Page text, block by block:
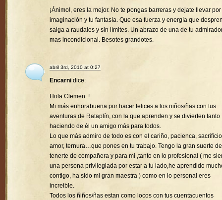
¡Ánimo!, eres la mejor. No te pongas barreras y dejate llevar por
imaginación y tu fantasía. Que esa fuerza y energía que
salga a raudales y sin límites. Un abrazo de una de tu
mas incondicional. Besotes grandotes.
abril 3rd, 2010 at 0:27
Encarni dice:
Hola Clemen..!
Mi más enhorabuena por hacer felices a los niños/ñas con tus
aventuras de Rataplín, con la que aprenden y se divierten tanto
haciendo de él un amigo más para todos.
Lo que más admiro de todo es con el cariño, pacienca,
amor, ternura…que pones en tu trabajo. Tengo la gran suerte de
tenerte de compañera y para mi ,tanto en lo profesional ( me
una persona privilegiada por estar a tu lado,he aprendido
contigo, ha sido mi gran maestra ) como en lo personal eres
increible.
Todos los ñiños/ñas estan como locos con tus cuentacuentos